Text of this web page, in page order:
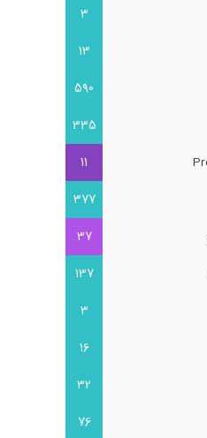
3
13
590
335
11
377
37
137
3
16
32
76